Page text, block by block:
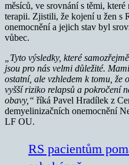
měsíců, ve srovnání s těmi,
terapii. Zjistili, že kojení u žen s
onemocnění a jejich stav byl
vůbec.
„Tyto výsledky, které
jsou pro nás velmi důležité.
ostatní, ale vzhledem k tomu, že
vyšší riziko relapsů a pokročení
obavy,“ říká Pavel Hradílek z
demyelinizačních onemocnění
LF OU.
RS pacientům